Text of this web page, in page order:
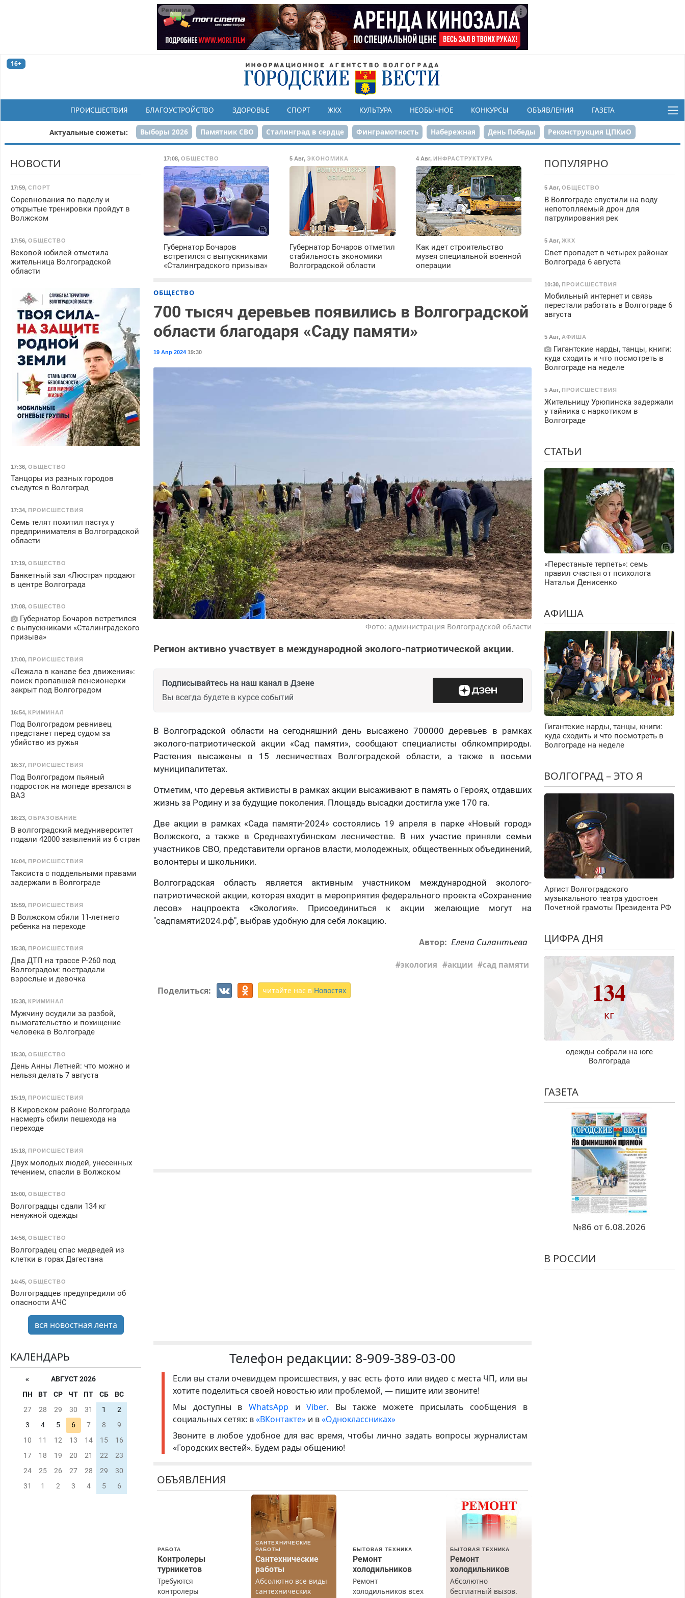
Реклама
16+
ПРОИСШЕСТВИЯ БЛАГОУСТРОЙСТВО ЗДОРОВЬЕ СПОРТ ЖКХ КУЛЬТУРА НЕОБЫЧНОЕ КОНКУРСЫ ОБЪЯВЛЕНИЯ ГАЗЕТА
Актуальные сюжеты: Выборы 2026 Памятник СВО Сталинград в сердце Финграмотность Набережная День Победы Реконструкция ЦПКиО
80-летие Победы Парк Героев-летчиков
17:08,ОБЩЕСТВО
Губернатор Бочаров
встретился с выпускниками
«Сталинградского призыва»
5 Авг,ЭКОНОМИКА
Губернатор Бочаров отметил
стабильность экономики
Волгоградской области
4 Авг, ИНФРАСТРУКТУРА
Как идет строительство
музея специальной военной
операции
ОБЩЕСТВО
700 тысяч деревьев появились в Волгоградской
области благодаря «Саду памяти»
19 Апр 2024 19:30
Фото: администрация Волгоградской области
Регион активно участвует в международной эколого-патриотической акции.
Подписывайтесь на наш канал в Дзене
Вы всегда будете в курсе событий
В Волгоградской области на сегодняшний день высажено 700000 деревьев в рамках
эколого-патриотической акции «Сад памяти», сообщают специалисты облкомприроды.
Растения высажены в 15 лесничествах Волгоградской области, а также в восьми
муниципалитетах.
Отметим, что деревья активисты в рамках акции высаживают в память о Героях, отдавших
жизнь за Родину и за будущие поколения. Площадь высадки достигла уже 170 га.
Две акции в рамках «Сада памяти-2024» состоялись 19 апреля в парке «Новый город»
Волжского, а также в Среднеахтубинском лесничестве. В них участие приняли семьи
участников СВО, представители органов власти, молодежных, общественных объединений,
волонтеры и школьники.
Волгоградская область является активным участником международной эколого-
патриотической акции, которая входит в мероприятия федерального проекта «Сохранение
лесов» нацпроекта «Экология». Присоединиться к акции желающие могут на
"садпамяти2024.рф", выбрав удобную для себя локацию.
Автор: Елена Силантьева
экология акции сад памяти
Поделиться: читайте нас в Новостях
Телефон редакции: 8-909-389-03-00
Если вы стали очевидцем происшествия, у вас есть фото или видео с места ЧП, или вы
хотите поделиться своей новостью или проблемой, — пишите или звоните!
Мы доступны в WhatsApp иViber. Вы также можете присылать сообщения в
социальных сетях: в«ВКонтакте» и в«Одноклассниках»
Звоните в любое удобное для вас время, чтобы лично задать вопросы журналистам
«Городских вестей». Будем рады общению!
ОБЪЯВЛЕНИЯ
РАБОТА
Контролеры
турникетов
Требуются
контролеры
САНТЕХНИЧЕСКИЕ
РАБОТЫ
Сантехнические
работы
Абсолютно все виды
сантехнических
БЫТОВАЯ ТЕХНИКА
Ремонт
холодильников
Ремонт
холодильников всех
БЫТОВАЯ ТЕХНИКА
Ремонт
холодильников
Абсолютно
бесплатный вызов.
НОВОСТИ
17:59, СПОРТ
Соревнования по паделу и
открытые тренировки пройдут в
Волжском
17:56, ОБЩЕСТВО
Вековой юбилей отметила
жительница Волгоградской
области
17:36, ОБЩЕСТВО
Танцоры из разных городов
съедутся в Волгоград
17:34, ПРОИСШЕСТВИЯ
Семь телят похитил пастух у
предпринимателя в Волгоградской
области
17:19, ОБЩЕСТВО
Банкетный зал «Люстра» продают
в центре Волгограда
17:08, ОБЩЕСТВО
Губернатор Бочаров встретился
с выпускниками «Сталинградского
призыва»
17:00, ПРОИСШЕСТВИЯ
«Лежала в канаве без движения»:
поиск пропавшей пенсионерки
закрыт под Волгоградом
16:54, КРИМИНАЛ
Под Волгоградом ревнивец
предстанет перед судом за
убийство из ружья
16:37, ПРОИСШЕСТВИЯ
Под Волгоградом пьяный
подросток на мопеде врезался в
ВАЗ
16:23, ОБРАЗОВАНИЕ
В волгоградский медуниверситет
подали 42000 заявлений из 6 стран
16:04, ПРОИСШЕСТВИЯ
Таксиста с поддельными правами
задержали в Волгограде
15:59, ПРОИСШЕСТВИЯ
В Волжском сбили 11-летнего
ребенка на переходе
15:38, ПРОИСШЕСТВИЯ
Два ДТП на трассе Р-260 под
Волгоградом: пострадали
взрослые и девочка
15:38, КРИМИНАЛ
Мужчину осудили за разбой,
вымогательство и похищение
человека в Волгограде
15:30, ОБЩЕСТВО
День Анны Летней: что можно и
нельзя делать 7 августа
15:19, ПРОИСШЕСТВИЯ
В Кировском районе Волгограда
насмерть сбили пешехода на
переходе
15:18, ПРОИСШЕСТВИЯ
Двух молодых людей, унесенных
течением, спасли в Волжском
15:00, ОБЩЕСТВО
Волгоградцы сдали 134 кг
ненужной одежды
14:56, ОБЩЕСТВО
Волгоградец спас медведей из
клетки в горах Дагестана
14:45, ОБЩЕСТВО
Волгоградцев предупредили об
опасности АЧС
вся новостная лента
КАЛЕНДАРЬ
«
АВГУСТ 2026
ПН
ВТ СР ЧТ ПТ СБ
ВС
27
28 29 30 31 1
2
3
4 5 6 7 8
9
10
11 12 13 14 15
16
17
18 19 20 21 22
23
24
25 26 27 28 29
30
31
1 2 3 4 5 6
ПОПУЛЯРНО
5 Авг, ОБЩЕСТВО
В Волгограде спустили на воду
непотопляемый дрон для
патрулирования рек
5 Авг, ЖКХ
Свет пропадет в четырех районах
Волгограда 6 августа
10:30, ПРОИСШЕСТВИЯ
Мобильный интернет и связь
перестали работать в Волгограде 6
августа
5 Авг, АФИША
Гигантские нарды, танцы, книги:
куда сходить и что посмотреть в
Волгограде на неделе
5 Авг, ПРОИСШЕСТВИЯ
Жительницу Урюпинска задержали
у тайника с наркотиком в
Волгограде
СТАТЬИ
«Перестаньте терпеть»: семь
правил счастья от психолога
Натальи Денисенко
АФИША
Гигантские нарды, танцы, книги:
куда сходить и что посмотреть в
Волгограде на неделе
ВОЛГОГРАД – ЭТО Я
Артист Волгоградского
музыкального театра удостоен
Почетной грамоты Президента РФ
ЦИФРА ДНЯ
134
кг
одежды собрали на юге
Волгограда
ГАЗЕТА
№86 от 6.08.2026
В РОССИИ